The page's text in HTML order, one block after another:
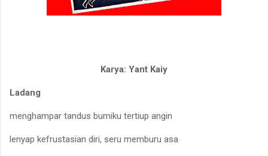
Karya: Yant Kaiy
Ladang
menghampar tandus bumiku tertiup angin
lenyap kefrustasian diri, seru memburu asa